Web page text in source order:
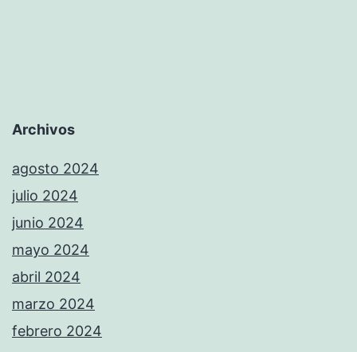
Archivos
agosto 2024
julio 2024
junio 2024
mayo 2024
abril 2024
marzo 2024
febrero 2024